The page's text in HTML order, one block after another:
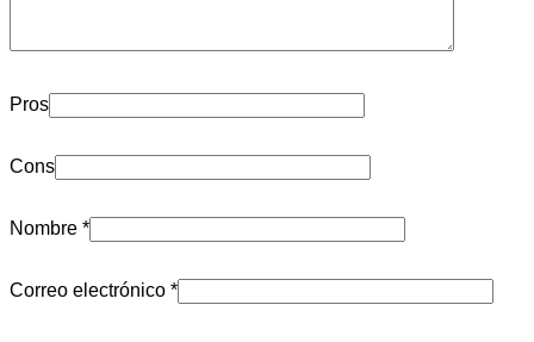
Pros
Cons
Nombre *
Correo electrónico *